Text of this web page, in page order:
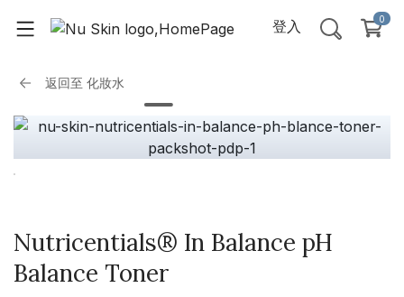
登入 0
返回至 化妝水
Nutricentials® In Balance pH
Balance Toner